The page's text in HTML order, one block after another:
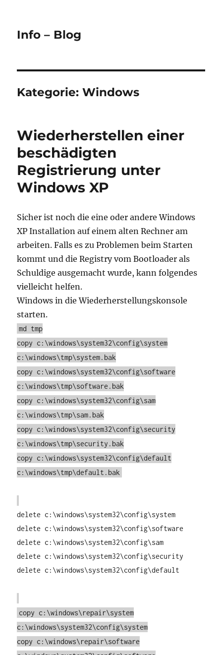
Info – Blog
Kategorie:Windows
Wiederherstellen einer
beschädigten
Registrierung unter
Windows XP
Sicher ist noch die eine oder andere Windows
XP Installation auf einem alten Rechner am
arbeiten. Falls es zu Problemen beim Starten
kommt und die Registry vom Bootloader als
Schuldige ausgemacht wurde, kann folgendes
vielleicht helfen.
Windows in die Wiederherstellungskonsole
starten.
md tmp
copy c:\windows\system32\config\system
c:\windows\tmp\system.bak
copy c:\windows\system32\config\software
c:\windows\tmp\software.bak
copy c:\windows\system32\config\sam
c:\windows\tmp\sam.bak
copy c:\windows\system32\config\security
c:\windows\tmp\security.bak
copy c:\windows\system32\config\default
c:\windows\tmp\default.bak
delete c:\windows\system32\config\system
delete c:\windows\system32\config\software
delete c:\windows\system32\config\sam
delete c:\windows\system32\config\security
delete c:\windows\system32\config\default
copy c:\windows\repair\system
c:\windows\system32\config\system
copy c:\windows\repair\software